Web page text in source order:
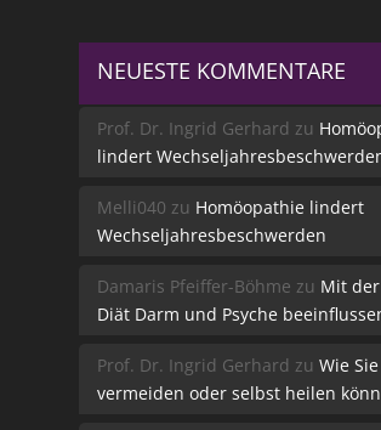
NEUESTE KOMMENTARE
Prof. Dr. Ingrid Gerhard zu
lindert
Melli040 zu Homöopathie lindert
Wechseljahresbeschwerden
Damaris Pfeiffer-Böhme zu Mit der
Diät Darm und Psyche
Prof. Dr. Ingrid Gerhard zu Wie
vermeiden oder selbst heilen